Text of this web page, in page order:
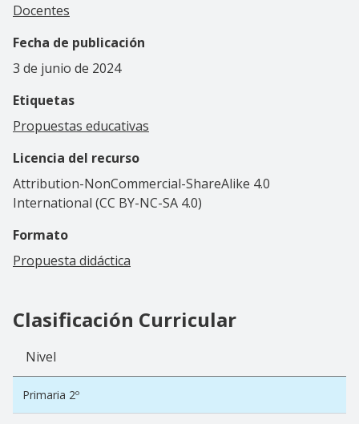
Docentes
Fecha de publicación
3 de junio de 2024
Etiquetas
Propuestas educativas
Licencia del recurso
Attribution-NonCommercial-ShareAlike 4.0
International (CC BY-NC-SA 4.0)
Formato
Propuesta didáctica
Clasificación Curricular
Nivel
Primaria 2º